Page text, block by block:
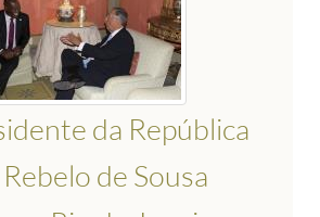
da República
de Sousa